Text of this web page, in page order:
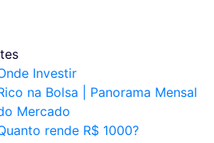
Investir
na Bolsa | Panorama Mensal
Mercado
rende R$ 1000?